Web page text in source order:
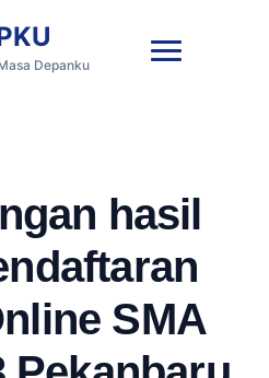
Depanku
hasil
SMA